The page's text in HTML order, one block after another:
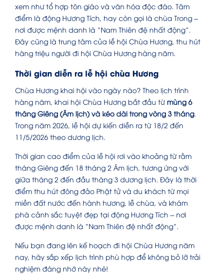
xem như tổ hợp tôn giáo và văn hóa độc đáo. Tâm
điểm là động Hương Tích, hay còn gọi là chùa Trong –
nơi được mệnh danh là “Nam Thiên đệ nhất động”.
Đây cũng là trung tâm của lễ hội Chùa Hương, thu hút
hàng triệu người đi hội Chùa Hương hàng năm.
Thời gian diễn ra lễ hội chùa Hương
Chùa Hương khai hội vào ngày nào? Theo lịch trình
hàng năm, khai hội Chùa Hương bắt đầu từ mùng 6
tháng Giêng (Âm lịch) và kéo dài trong vòng 3 tháng.
Trong năm 2026, lễ hội dự kiến diễn ra từ 18/2 đến
11/5/2026 theo dương lịch.
Thời gian cao điểm của lễ hội rơi vào khoảng từ rằm
tháng Giêng đến 18 tháng 2 Âm lịch, tương ứng với
giữa tháng 2 đến đầu tháng 3 dương lịch. Đây là thời
điểm thu hút đông đảo Phật tử và du khách từ mọi
miền đất nước đến hành hương, lễ chùa, và khám
phá cảnh sắc tuyệt đẹp tại động Hương Tích – nơi
được mệnh danh là “Nam Thiên đệ nhất động”.
Nếu bạn đang lên kế hoạch đi hội Chùa Hương năm
nay, hãy sắp xếp lịch trình phù hợp để không bỏ lỡ trải
nghiệm đáng nhớ này nhé!